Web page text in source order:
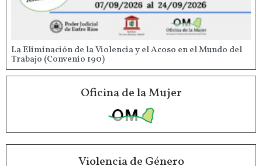
La Eliminación de la Violencia y el Acoso en el Mundo del
Trabajo (Convenio 190)
Oficina de la Mujer
Violencia de Género